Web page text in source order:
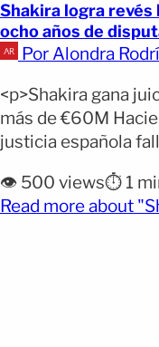
Shakira logra
ocho años de
Por Alondra
<p>Shakira gana
más de €60M
justicia española
Asimismo, la Sala
de la Audiencia
👁️ 500 views⏱️ 1
Read more about